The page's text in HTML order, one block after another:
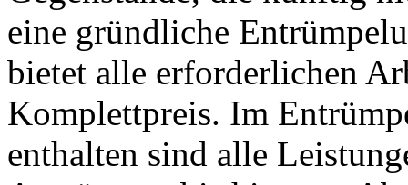
eine gründliche
bietet alle erforderlichen
Komplettpreis. Im
enthalten sind alle